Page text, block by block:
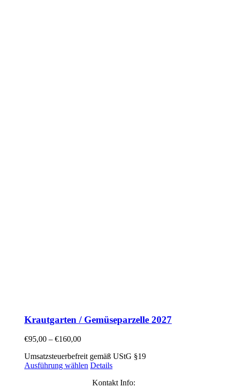
Krautgarten / Gemüseparzelle 2027
€95,00 – €160,00
Umsatzsteuerbefreit gemäß UStG §19
Ausführung wählen Details
Kontakt Info: